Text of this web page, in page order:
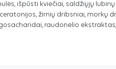
išpūsti kviečiai, saldžiųjų
žirnių dribsniai, morkų
raudonėlio